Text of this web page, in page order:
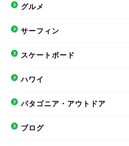
グルメ
サーフィン
スケートボード
ハワイ
パタゴニア・アウトドア
ブログ